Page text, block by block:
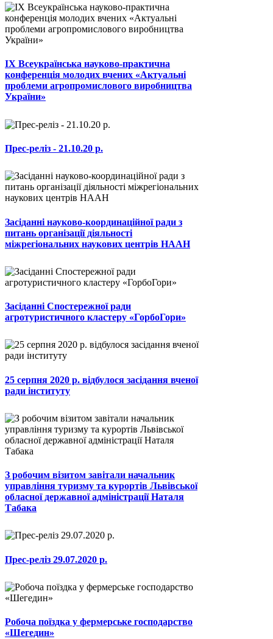
ІХ Всеукраїнська науково-практична
конференція молодих вчених «Актуальні
проблеми агропромислового виробництва
України»
Прес-реліз - 21.10.20 р.
Засіданні науково-координаційної ради з
питань організації діяльності
міжрегіональних наукових центрів НААН
Засіданні Спостережної ради
агротуристичного кластеру «ГорбоГори»
25 серпня 2020 р. відбулося засідання вченої
ради інституту
З робочим візитом завітали начальник
управління туризму та курортів Львівської
обласної державної адміністрації Наталя
Табака
Прес-реліз 29.07.2020 р.
Робоча поїздка у фермерське господарство
«Шегедин»